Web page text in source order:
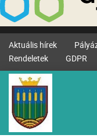
Aktuális hírek
Rendeletek
GDPR